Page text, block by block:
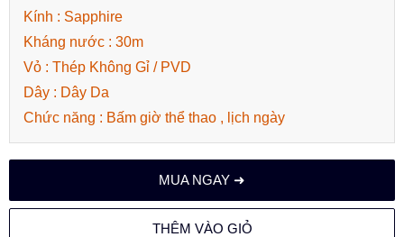
Kính : Sapphire
Kháng nước : 30m
Vỏ : Thép Không Gỉ / PVD
Dây : Dây Da
Chức năng : Bấm giờ thể thao , lịch ngày
MUA NGAY ➜
THÊM VÀO GIỎ